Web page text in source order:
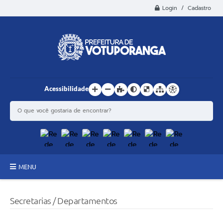
Login / Cadastro
Acessibilidade
MENU
Secretarias / Departamentos